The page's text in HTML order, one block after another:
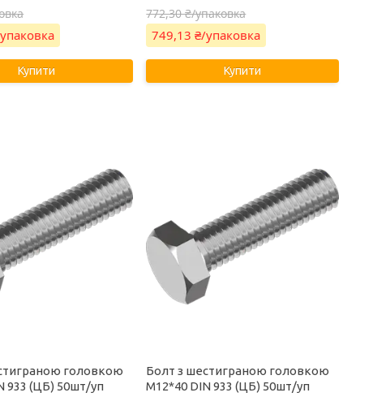
Купити
772,30 ₴/упаковка
749,13 ₴/упаковка
Купити
головкою
933 (ЦБ) 50шт/уп
Болт з шестиграною головкою
М12*40 DIN 933 (ЦБ) 50шт/уп